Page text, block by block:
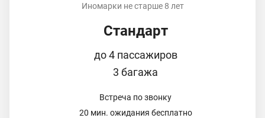
Иномарки не старше 8 лет
Стандарт
до 4 пассажиров
3 багажа
Встреча по звонку
20 мин. ожидания бесплатно